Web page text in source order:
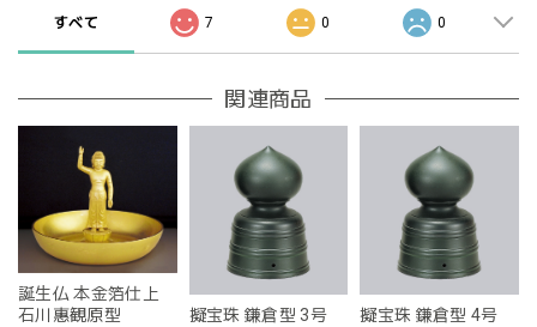
すべて 7 0 0
関連商品
誕生仏 本金箔仕上
石川惠観原型
擬宝珠 鎌倉型 3号
擬宝珠 鎌倉型 4号